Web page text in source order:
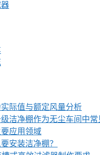
际值与额定风量分析
洁净棚作为无尘车间中常
应用领域
安装洁净棚？